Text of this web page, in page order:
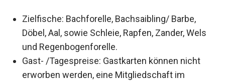
Zielfische: Bachforelle, Bachsaibling/ Barbe,
Döbel, Aal, sowie Schleie, Rapfen, Zander, Wels
und Regenbogenforelle.
Gast- /Tagespreise: Gastkarten können nicht
erworben werden, eine Mitgliedschaft im